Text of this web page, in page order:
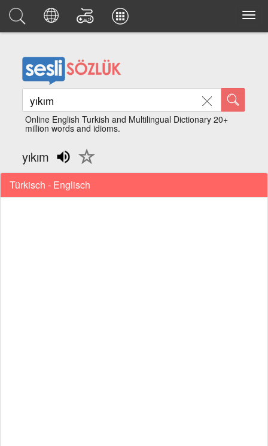
Online English Turkish and Multilingual Dictionary 20+
million words and idioms.
yıkım
Türkisch - Englisch